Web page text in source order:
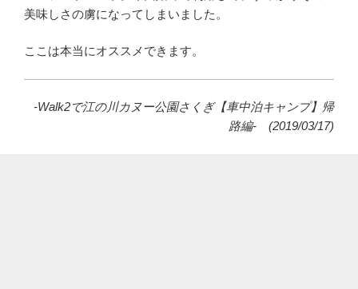
美味しさの虜になってしまいました。
ここは本当にオススメできます。
-Walk2で江の川カヌー公園さくぎ【車中泊キャンプ】帰
路編- (2019/03/17)